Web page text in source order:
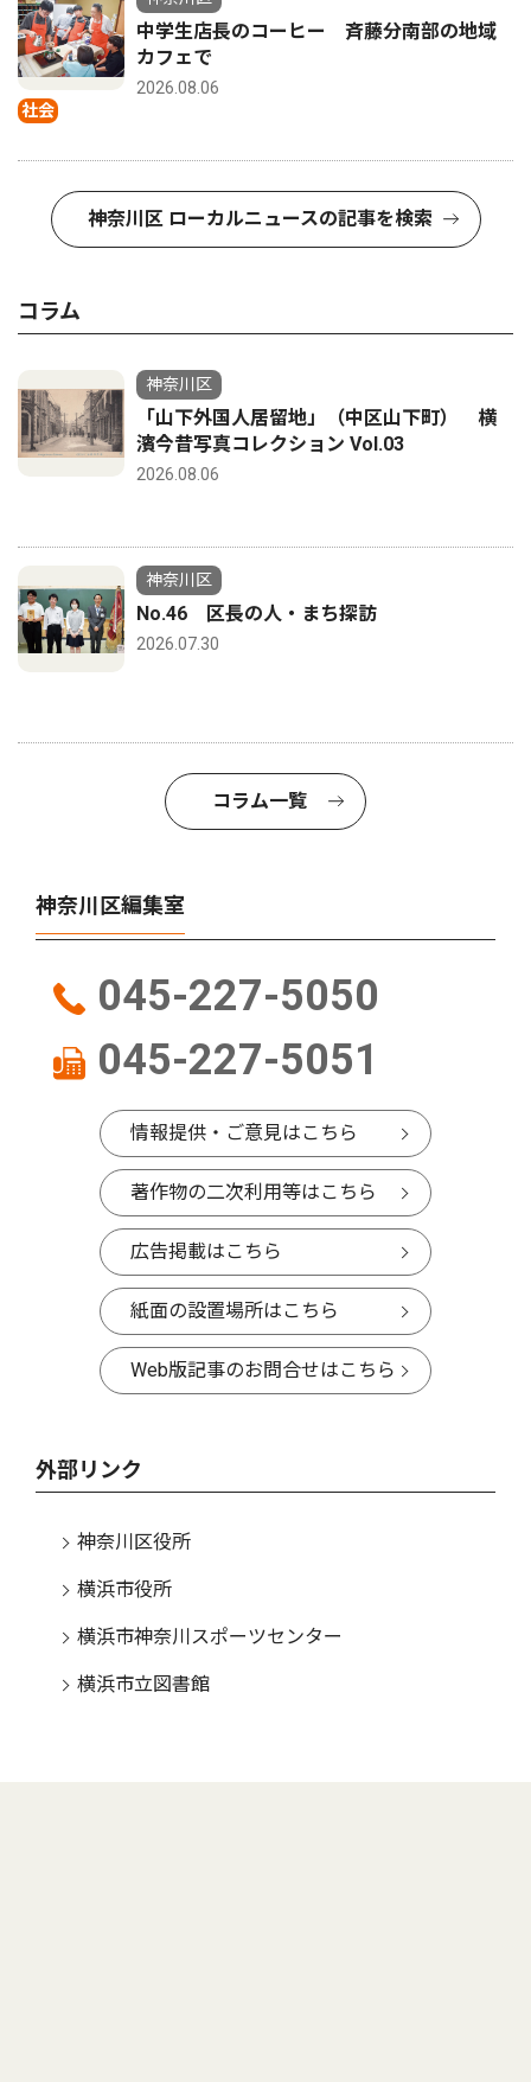
社会
中学生店長のコーヒー 斉藤分南部の地域
カフェで
2026.08.06
神奈川区 ローカルニュースの記事を検索
コラム
神奈川区
「山下外国人居留地」（中区山下町） 横
濱今昔写真コレクション Vol.03
2026.08.06
神奈川区
No.46 区長の人・まち探訪
2026.07.30
コラム一覧
神奈川区編集室
045-227-5050
045-227-5051
情報提供・ご意見はこちら
著作物の二次利用等はこちら
広告掲載はこちら
紙面の設置場所はこちら
Web版記事のお問合せはこちら
外部リンク
神奈川区役所
横浜市役所
横浜市神奈川スポーツセンター
横浜市立図書館